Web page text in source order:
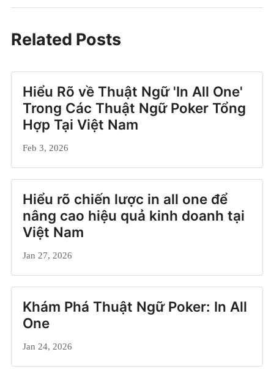
Related Posts
Hiểu Rõ về Thuật Ngữ 'In All One'
Trong Các Thuật Ngữ Poker Tổng
Hợp Tại Việt Nam
Feb 3, 2026
Hiểu rõ chiến lược in all one để
nâng cao hiệu quả kinh doanh tại
Việt Nam
Jan 27, 2026
Khám Phá Thuật Ngữ Poker: In All
One
Jan 24, 2026